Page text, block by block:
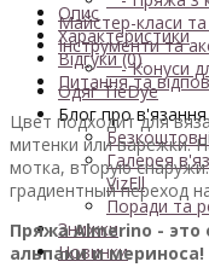
Майстер-класи
Інструменти та
- Конуси
Одяг TieDye
Блог про в'язання
Галерея
VizEll
Поради та
Знижки
Новинки
Опис
Характеристики
Відгуки (0)
Питання та
Цвет подходит для
митенки или варежки.
мотка, вторую
градиентный переход
Пряжа Almerino - это
альпаки и мериноса!